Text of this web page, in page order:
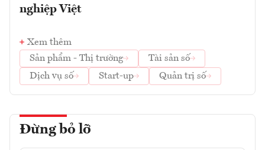
nghiệp Việt
Xem thêm
Sản phẩm - Thị trường
Tài sản số
Dịch vụ số
Start-up Quản trị số
Đừng bỏ lỡ